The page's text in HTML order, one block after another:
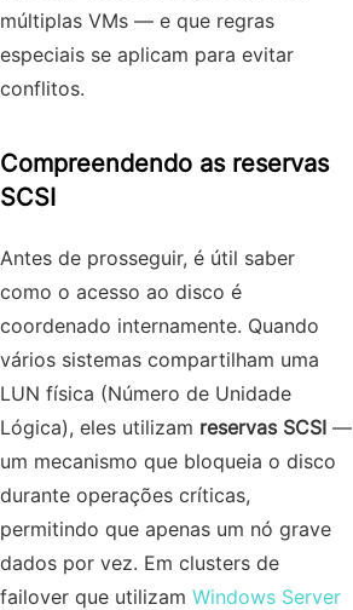
múltiplas VMs — e que regras
especiais se aplicam para evitar
conflitos.
Compreendendo as reservas
SCSI
Antes de prosseguir, é útil saber
como o acesso ao disco é
coordenado internamente. Quando
vários sistemas compartilham uma
LUN física (Número de Unidade
Lógica), eles utilizam reservas SCSI —
um mecanismo que bloqueia o disco
durante operações críticas,
permitindo que apenas um nó grave
dados por vez. Em clusters de
failover que utilizam Windows Server